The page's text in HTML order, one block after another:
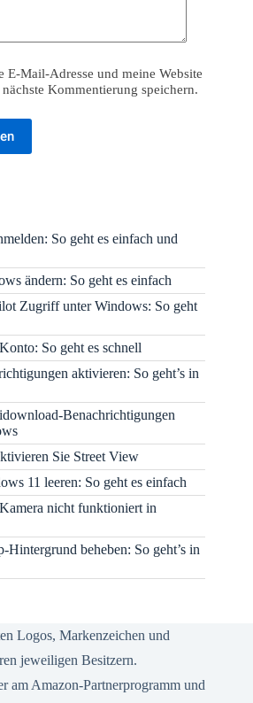
E-Mail-Adresse und meine Website
Kommentierung speichern.
So geht es einfach und
ändern: So geht es einfach
Zugriff unter Windows: So geht
So geht es schnell
aktivieren: So geht’s in
Benachrichtigungen
Sie Street View
11 leeren: So geht es einfach
nicht funktioniert in
Hintergrund beheben: So geht’s in
Logos, Markenzeichen und
jeweiligen Besitzern.
am Amazon-Partnerprogramm und